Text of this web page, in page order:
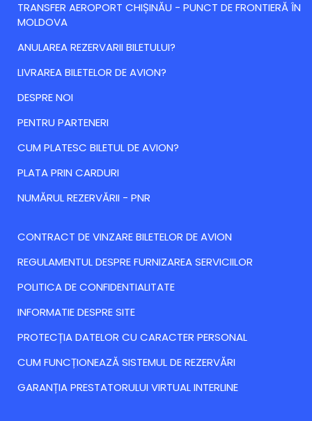
TRANSFER AEROPORT CHIȘINĂU - PUNCT DE FRONTIERĂ ÎN
MOLDOVA
ANULAREA REZERVARII BILETULUI?
LIVRAREA BILETELOR DE AVION?
DESPRE NOI
PENTRU PARTENERI
CUM PLATESC BILETUL DE AVION?
PLATA PRIN CARDURI
NUMĂRUL REZERVĂRII - PNR
CONTRACT DE VINZARE BILETELOR DE AVION
REGULAMENTUL DESPRE FURNIZAREA SERVICIILOR
POLITICA DE CONFIDENTIALITATE
INFORMATIE DESPRE SITE
PROTECȚIA DATELOR CU CARACTER PERSONAL
CUM FUNCȚIONEAZĂ SISTEMUL DE REZERVĂRI
GARANȚIA PRESTATORULUI VIRTUAL INTERLINE